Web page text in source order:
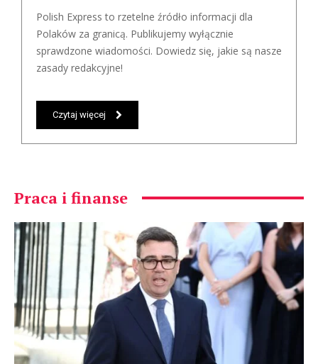
Polish Express to rzetelne źródło informacji dla
Polaków za granicą. Publikujemy wyłącznie
sprawdzone wiadomości. Dowiedz się, jakie są nasze
zasady redakcyjne!
Czytaj więcej
Praca i finanse